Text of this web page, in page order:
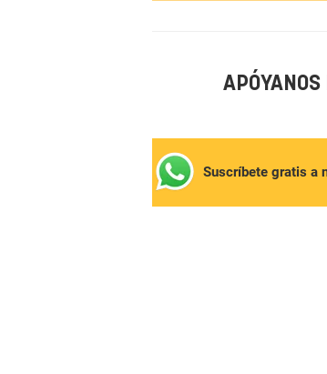
Suscríbete gratis a